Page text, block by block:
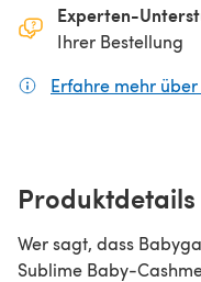
Experten-
Ihrer Bestellung
Erfahre mehr
Produktdetails
Wer sagt, dass
Sublime Baby-